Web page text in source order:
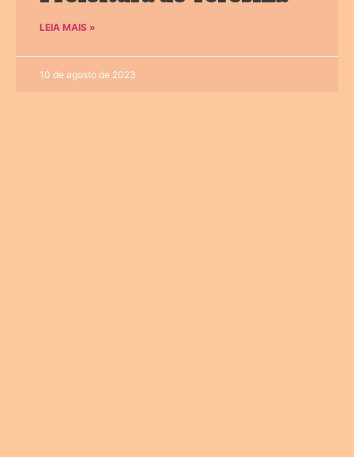
LEIA MAIS »
10 de agosto de 2023